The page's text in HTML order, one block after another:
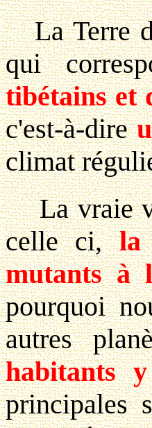
La Terre
qui
tibétains et
c'est-à-dire
climat
La vraie
celle ci,la
mutants à
pourquoi
autres
habitants
principales